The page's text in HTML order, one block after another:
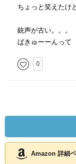
ちょっと笑えたけ
銃声が古い。。。
ばきゅーーんって
0
Amazon 詳細